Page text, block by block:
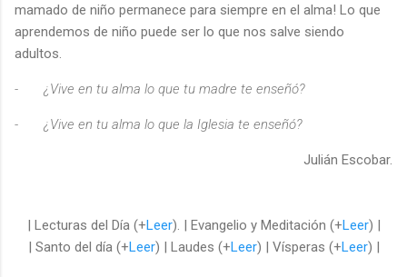
mamado de niño permanece para siempre en el alma! Lo que
aprendemos de niño puede ser lo que nos salve siendo
adultos.
- ¿Vive en tu alma lo que tu madre te enseñó?
- ¿Vive en tu alma lo que la Iglesia te enseñó?
Julián Escobar.
| Lecturas del Día (+Leer). | Evangelio y Meditación (+Leer) |
| Santo del día (+Leer) | Laudes (+Leer) | Vísperas (+Leer) |